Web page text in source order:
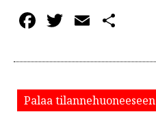
Facebook
Twitter
Email
Palaa tilannehuoneeseen